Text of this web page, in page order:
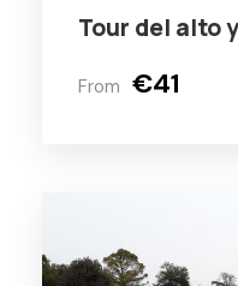
Avenida.
Un tour dedicado
que les
Tour del alto
From €41